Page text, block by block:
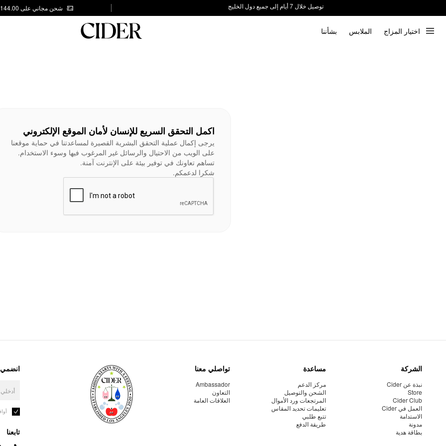
ندعم الدفع عند الاستلام 📦
شحن مجاني على AED 144.00
اختيار المزاج الملابس بشأننا
اكمل التحقق السريع للإنسان لأمان الموقع الإلكتروني
يرجى إكمال عملية التحقق البشرية القصيرة لمساعدتنا في حماية موقعنا
على الويب من الاحتيال والرسائل غير المرغوب فيها وسوء الاستخدام.
تساهم تعاونك في توفير بيئة على الإنترنت آمنة.
شكرا لدعمكم.
الشركة
نبذة عن Cider
Store
Cider Club
العمل في Cider
الاستدامة
مدونة
بطاقة هدية
مساعدة
مركز الدعم
الشحن والتوصيل
المرتجعات ورد الأموال
تعليمات تحديد المقاس
تتبع طلبي
طريقة الدفع
تواصلي معنا
Ambassador
التعاون
العلاقات العامة
انضمي
تابعنا